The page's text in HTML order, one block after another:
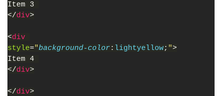
Item 3
</div>
<div
style="background-color: lightyellow; ">
Item 4
</div>
</div>